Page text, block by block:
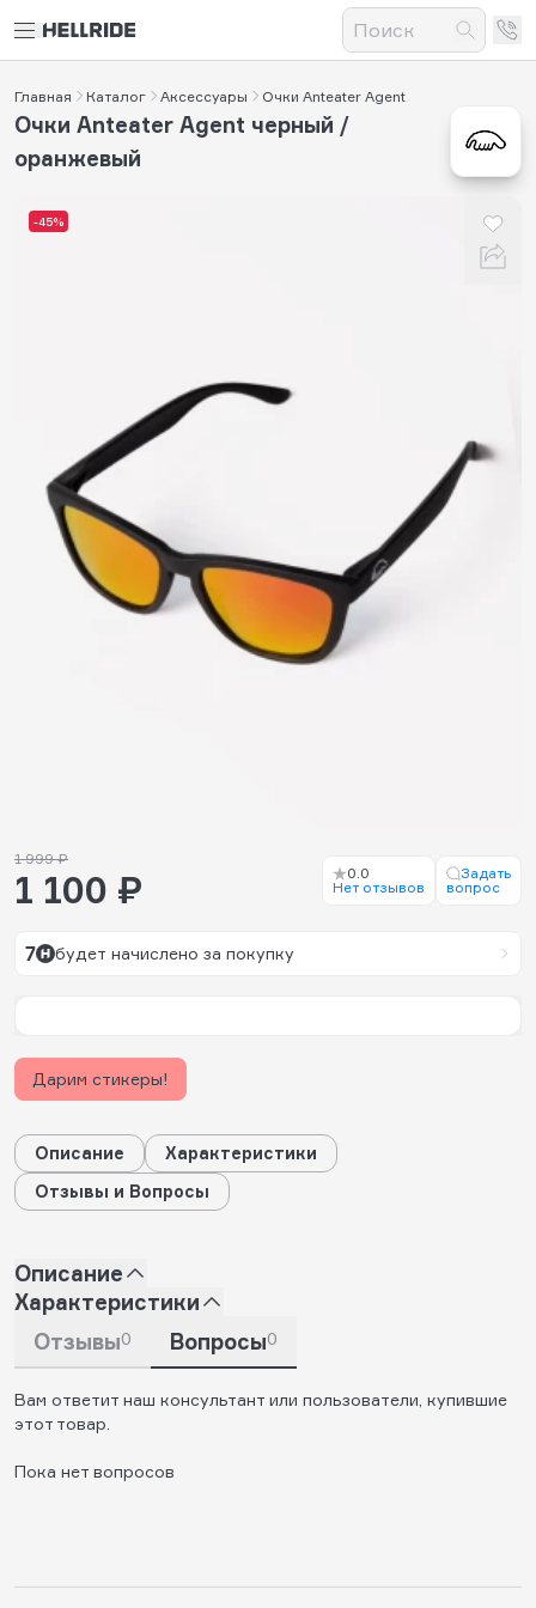
Главная Каталог Аксессуары Очки Anteater Agent
-45%
Очки Anteater Agent черный /
оранжевый
1 999 ₽
1 100 ₽
0.0
Нет отзывов
Задать
вопрос
7 будет начислено за покупку
Дарим стикеры!
Описание
Характеристики
Отзывы и Вопросы
Описание
Характеристики
Отзывы0 Вопросы0
Вам ответит наш консультант или пользователи, купившие
этот товар.
Пока нет вопросов